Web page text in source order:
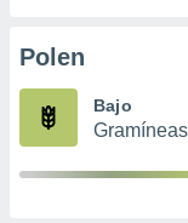
e
mediante
Polen
Bajo